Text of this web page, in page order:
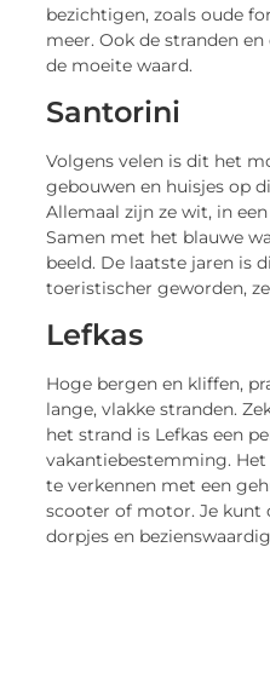
bezichtigen, zoals oude
meer. Ook de stranden
de moeite waard.
Santorini
Volgens velen is dit het
gebouwen en huisjes op
Allemaal zijn ze wit, in
Samen met het blauwe
beeld. De laatste jaren is
toeristischer geworden,
Lefkas
Hoge bergen en kliffen,
lange, vlakke stranden.
het strand is Lefkas een
vakantiebestemming.
te verkennen met een
scooter of motor. Je kunt
dorpjes en